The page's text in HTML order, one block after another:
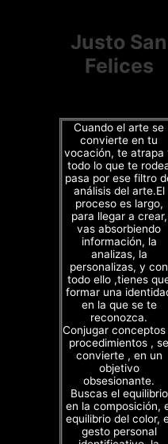
Justo San
Felices
Cuando el arte se
convierte en tu
vocación, te atrapa
todo lo que te
pasa por ese filtro
análisis del arte.El
proceso es largo,
para llegar a crear,
vas absorbiendo
información, la
analizas, la
personalizas, y con
todo ello ,tienes
formar una
en la que se te
reconozca.
Conjugar
procedimientos , se
convierte , en un
objetivo
obsesionante.
Buscas el equilibrio
en la composición,
equilibrio del color,
gesto personal